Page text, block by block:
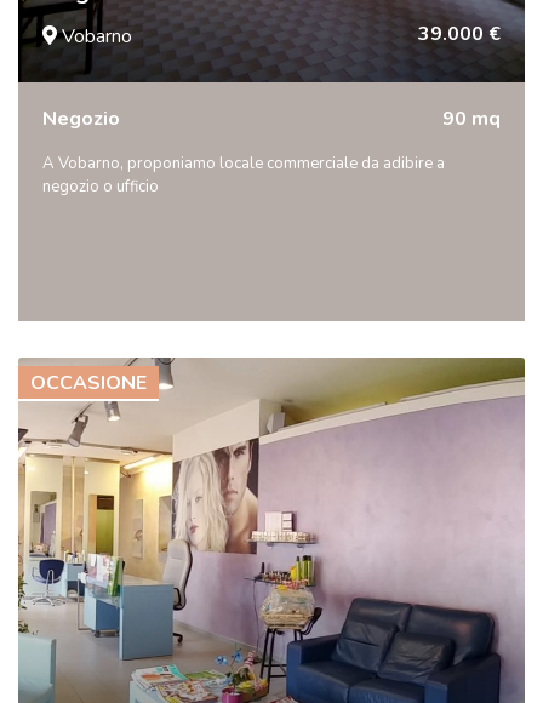
Vobarno 39.000 €
Negozio 90 mq
A Vobarno, proponiamo locale commerciale da adibire a
negozio o ufficio
OCCASIONE